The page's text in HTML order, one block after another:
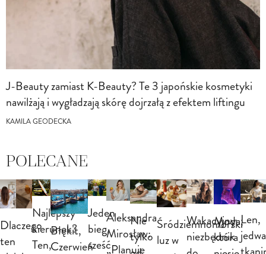
J-Beauty zamiast K-Beauty? Te 3 japońskie kosmetyki
nawilżają i wygładzają skórę dojrzałą z efektem liftingu
KAMILA GEODECKA
POLECANE
Dlaczego
ten
Najlepszy
kierunek?
Ten,
Błękit,
Czerwień
Jeden
bieg,
sześć
Aleksandra
Mirosław:
„Planuję
Nie
tylko
Śródziemnomorski
luz w
Wakacyjny
niezbędnik
Moda,
która
Len,